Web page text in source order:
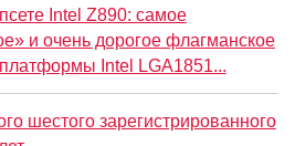
Intel Z890: самое
и очень дорогое флагманское
Intel LGA1851...
шестого зарегистрированного